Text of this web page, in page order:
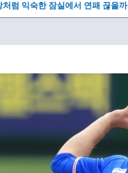
처럼 익숙한 잠실에서 연패 끊을까